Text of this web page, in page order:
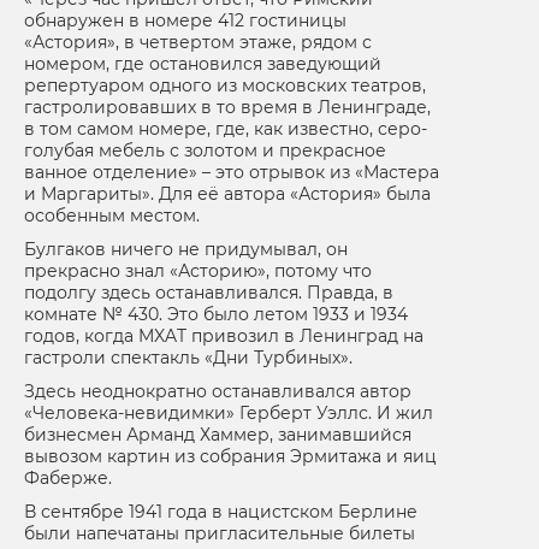
обнаружен в номере 412 гостиницы
«Астория», в четвертом этаже, рядом с
номером, где остановился заведующий
репертуаром одного из московских театров,
гастролировавших в то время в Ленинграде,
в том самом номере, где, как известно, серо-
голубая мебель с золотом и прекрасное
ванное отделение» – это отрывок из «Мастера
и Маргариты». Для её автора «Астория» была
особенным местом.
Булгаков ничего не придумывал, он
прекрасно знал «Асторию», потому что
подолгу здесь останавливался. Правда, в
комнате № 430. Это было летом 1933 и 1934
годов, когда MXAT привозил в Ленинград на
гастроли спектакль «Дни Турбиных».
Здесь неоднократно останавливался автор
«Человека-невидимки» Герберт Уэллс. И жил
бизнесмен Арманд Хаммер, занимавшийся
вывозом картин из собрания Эрмитажа и яиц
Фаберже.
В сентябре 1941 года в нацистском Берлине
были напечатаны пригласительные билеты